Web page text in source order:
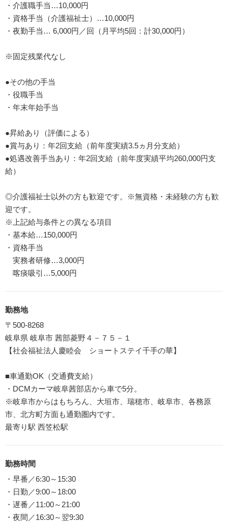
・介護職手当…10,000円
・資格手当（介護福祉士）…10,000円
・夜勤手当… 6,000円／回（月平均5回：計30,000円）
※固定残業代なし
●その他の手当
・役職手当
・年末年始手当
●昇給あり（評価による）
●賞与あり：年2回支給（前年度実績3.5ヵ月分支給）
●処遇改善手当あり：年2回支給（前年度実績平均260,000円支
給）
◎介護福祉士以外の方も歓迎です。※無資格・未経験の方も歓
迎です。
※上記給与条件との異なる項目
・基本給…150,000円
・資格手当
実務者研修…3,000円
喀痰吸引…5,000円
勤務地
〒500-8268
岐阜県 岐阜市 茜部菱野４－７５－１
【社会福祉法人慶睦会 ショートステイ千手の華】
■車通勤OK（交通費支給）
・DCMカーマ岐阜茜部店から車で5分。
※岐阜市からはもちろん、大垣市、瑞穂市、岐阜市、各務原
市、北方町方面も通勤圏内です。
最寄り駅 西笠松駅
勤務時間
・早番／6:30～15:30
・日勤／9:00～18:00
・遅番／11:00～21:00
・夜間／16:30～翌9:30